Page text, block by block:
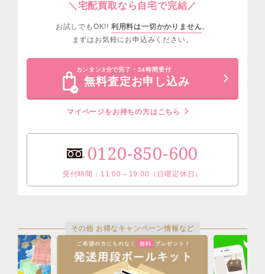
＼宅配買取なら自宅で完結／
お試しでもOK!! 利用料は一切かかりません。
まずはお気軽にお申込みください。
カンタン3分で完了・24時間受付
無料査定お申し込み
マイページをお持ちの方はこちら
0120-850-600
受付時間：11:00～19:00（日曜定休日）
その他 お得なキャンペーン情報など